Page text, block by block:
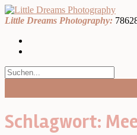
Skip
to
Little Dreams Photography:
Schlagwort: